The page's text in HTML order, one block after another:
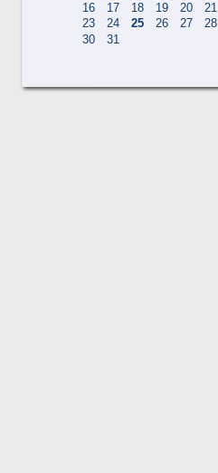
16
17 18 19 20 21
23
24 25 26 27 28
30
31